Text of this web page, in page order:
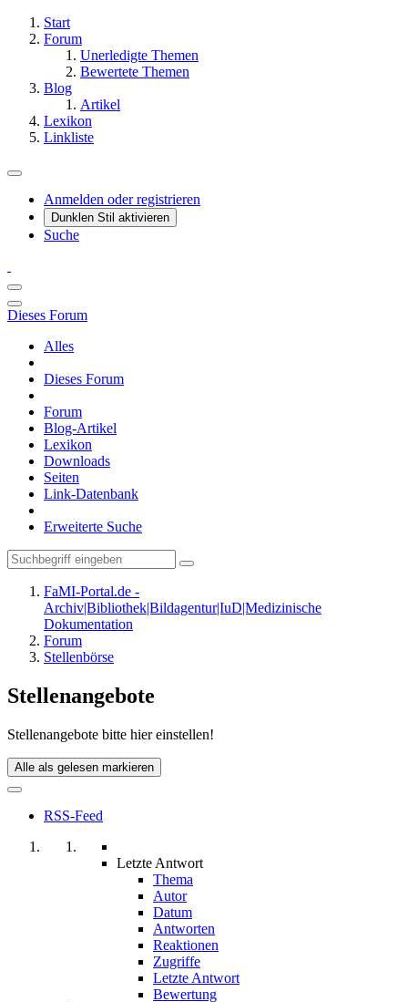
Start
Forum
Unerledigte Themen
Bewertete Themen
Blog
Artikel
Lexikon
Linkliste
Anmelden oder registrieren
Dunklen Stil aktivieren
Suche
Dieses Forum
Alles
Dieses Forum
Forum
Blog-Artikel
Lexikon
Downloads
Seiten
Link-Datenbank
Erweiterte Suche
FaMI-Portal.de -
Archiv|Bibliothek|Bildagentur|IuD|Medizinische
Dokumentation
Forum
Stellenbörse
Stellenangebote
Stellenangebote bitte hier einstellen!
Alle als gelesen markieren
RSS-Feed
Letzte Antwort
Thema
Autor
Datum
Antworten
Reaktionen
Zugriffe
Letzte Antwort
Bewertung